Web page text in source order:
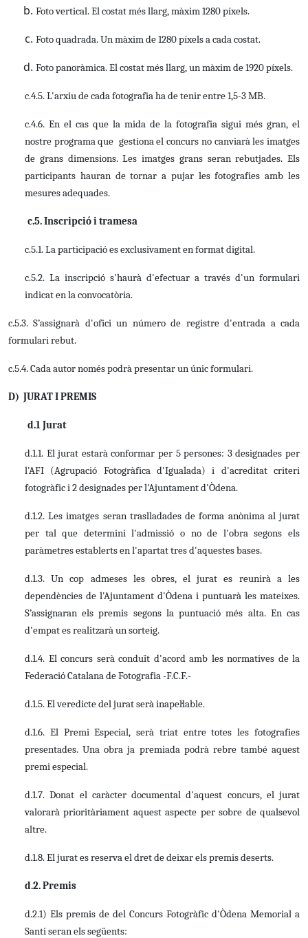
Foto vertical. El costat més llarg, màxim 1280 píxels.
Foto quadrada. Un màxim de 1280 píxels a cada costat.
Foto panoràmica. El costat més llarg, un màxim de 1920 píxels.
c.4.5. L'arxiu de cada fotografia ha de tenir entre 1,5-3 MB.
c.4.6. En el cas que la mida de la fotografia sigui més gran, el
nostre programa que gestiona el concurs no canviarà les imatges
de grans dimensions. Les imatges grans seran rebutjades. Els
participants hauran de tornar a pujar les fotografies amb les
mesures adequades.
c.5. Inscripció i tramesa
c.5.1. La participació es exclusivament en format digital.
c.5.2. La inscripció s'haurà d'efectuar a través d'un formulari
indicat en la convocatòria.
c.5.3. S’assignarà d'ofici un número de registre d'entrada a cada
formulari rebut.
c.5.4. Cada autor només podrà presentar un únic formulari.
D) JURAT I PREMIS
d.1 Jurat
d.1.1. El jurat estarà conformar per 5 persones: 3 designades per
l'AFI (Agrupació Fotogràfica d'Igualada) i d'acreditat criteri
fotogràfic i 2 designades per l'Ajuntament d'Òdena.
d.1.2. Les imatges seran traslladades de forma anònima al jurat
per tal que determini l'admissió o no de l'obra segons els
paràmetres establerts en l'apartat tres d'aquestes bases.
d.1.3. Un cop admeses les obres, el jurat es reunirà a les
dependències de l'Ajuntament d'Òdena i puntuarà les mateixes.
S’assignaran els premis segons la puntuació més alta. En cas
d'empat es realitzarà un sorteig.
d.1.4. El concurs serà conduït d'acord amb les normatives de la
Federació Catalana de Fotografia -F.C.F.-
d.1.5. El veredicte del jurat serà inapel·lable.
d.1.6. El Premi Especial, serà triat entre totes les fotografies
presentades. Una obra ja premiada podrà rebre també aquest
premi especial.
d.1.7. Donat el caràcter documental d'aquest concurs, el jurat
valorarà prioritàriament aquest aspecte per sobre de qualsevol
altre.
d.1.8. El jurat es reserva el dret de deixar els premis deserts.
d.2. Premis
d.2.1) Els premis de del Concurs Fotogràfic d'Òdena Memorial a
Santi seran els següents: